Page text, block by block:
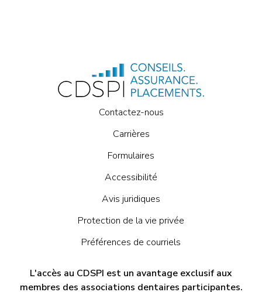
Contactez-nous
Carrières
Formulaires
Accessibilité
Avis juridiques
Protection de la vie privée
Préférences de courriels
L'accès au CDSPI est un avantage exclusif aux
membres des associations dentaires participantes.